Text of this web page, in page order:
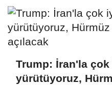
Trump: İran'la
yürütüyoruz,